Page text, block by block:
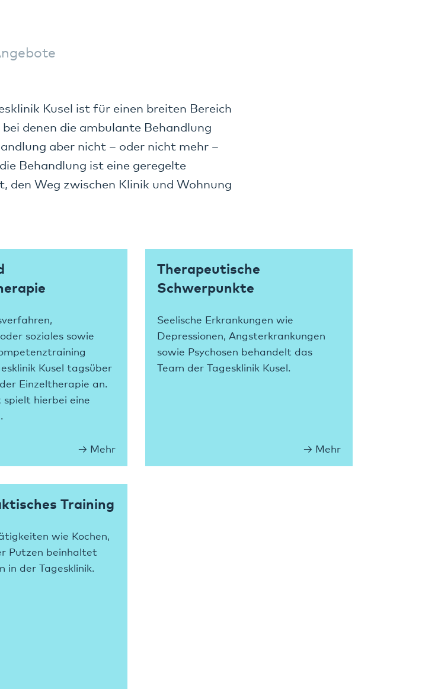
Kusel ist für einen breiten Bereich
denen die ambulante Behandlung
aber nicht – oder nicht mehr –
Behandlung ist eine geregelte
den Weg zwischen Klinik und Wohnung
soziales sowie
Kusel tagsüber
Einzeltherapie an.
spielt hierbei eine
Mehr
Therapeutische
Schwerpunkte
Seelische Erkrankungen wie
Depressionen, Angsterkrankungen
sowie Psychosen behandelt das
Team der Tagesklinik Kusel.
Mehr
Training
wie Kochen,
Putzen beinhaltet
in der Tagesklinik.